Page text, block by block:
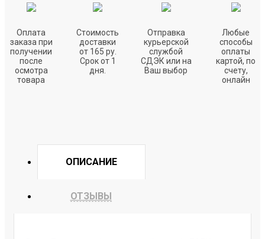
Оплата
заказа при
получении
после
осмотра
товара
Стоимость
доставки
от 165 ру.
Срок от 1
дня.
Отправка
курьерской
службой
СДЭК или на
Ваш выбор
Любые
способы
оплаты
картой, по
счету,
онлайн
ОПИСАНИЕ
ОТЗЫВЫ